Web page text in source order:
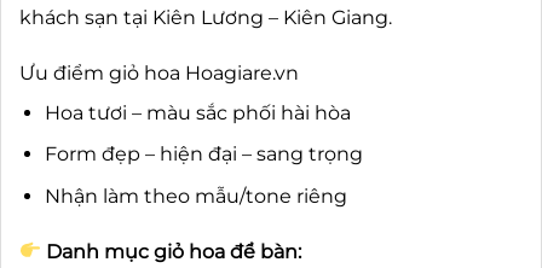
khách sạn tại Kiên Lương – Kiên Giang.
Ưu điểm giỏ hoa Hoagiare.vn
Hoa tươi – màu sắc phối hài hòa
Form đẹp – hiện đại – sang trọng
Nhận làm theo mẫu/tone riêng
Danh mục giỏ hoa để bàn: